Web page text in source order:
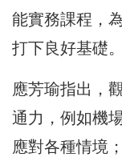
能實務課程，
打下良好基礎。
應芳瑜指出，
通力，例如機
應對各種情境